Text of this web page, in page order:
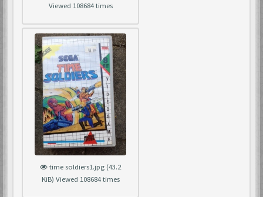
Viewed 108684 times
time soldiers1.jpg (43.2
KiB) Viewed 108684 times